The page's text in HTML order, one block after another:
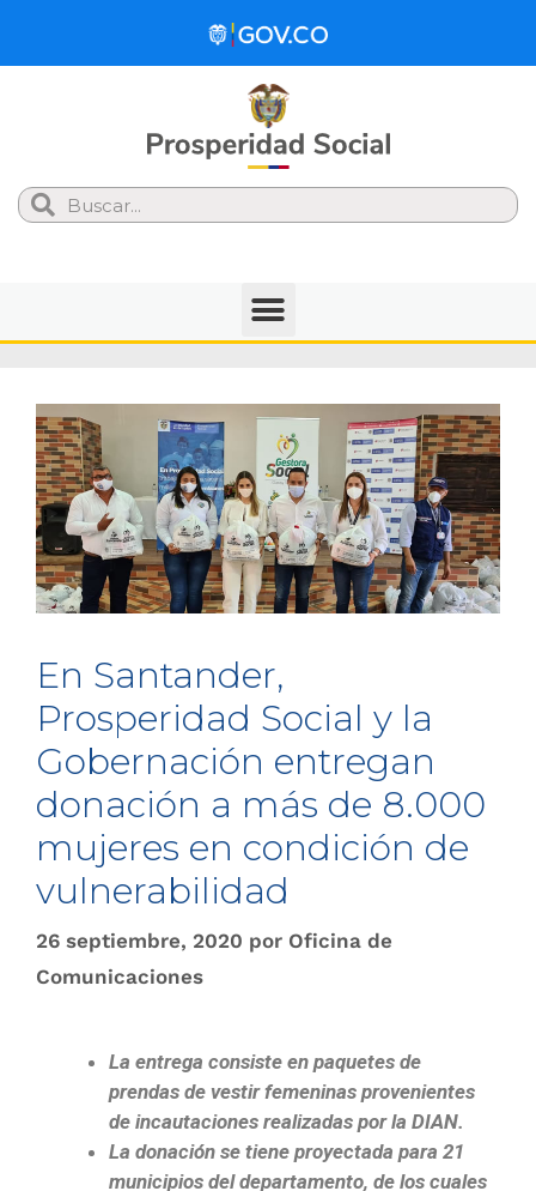
Search
En Santander,
Prosperidad Social y la
Gobernación entregan
donación a más de 8.000
mujeres en condición de
vulnerabilidad
26 septiembre, 2020 por Oficina de
Comunicaciones
La entrega consiste en paquetes de
prendas de vestir femeninas provenientes
de incautaciones realizadas por la DIAN.
La donación se tiene proyectada para 21
municipios del departamento, de los cuales